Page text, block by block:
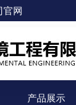
官网
产品展示